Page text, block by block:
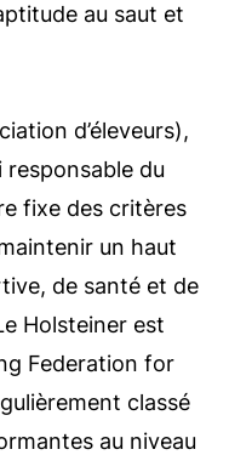
au saut et
d’éleveurs),
responsable du
fixe des critères
un haut
de santé et de
Holsteiner est
Federation for
classé
au niveau